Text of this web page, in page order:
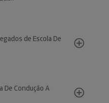
de Escola De
De Condução A